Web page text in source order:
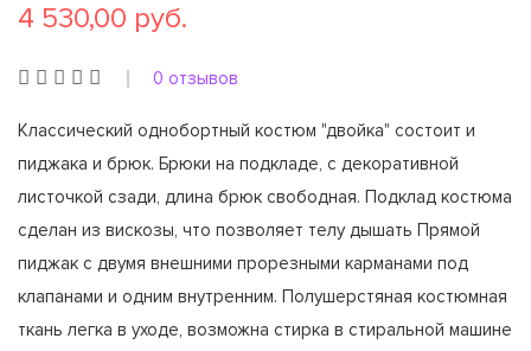
4 530,00 руб.
0 отзывов
Классический однобортный костюм "двойка" состоит и
пиджака и брюк. Брюки на подкладе, с декоративной
листочкой сзади, длина брюк свободная. Подклад костюма
сделан из вискозы, что позволяет телу дышать Прямой
пиджак с двумя внешними прорезными карманами под
клапанами и одним внутренним. Полушерстяная костюмная
ткань легка в уходе, возможна стирка в стиральной машине